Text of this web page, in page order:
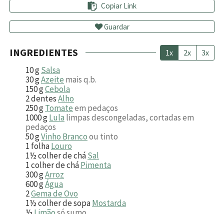
Copiar Link
Guardar
INGREDIENTES 1x 2x 3x
10gSalsa
30gAzeite mais q.b.
150gCebola
2dentesAlho
250gTomateem pedaços
1000gLula limpas descongeladas, cortadas em
pedaços
50gVinho Brancoou tinto
1 folhaLouro
1½colher de cháSal
1colher de cháPimenta
300gArroz
600gÁgua
2Gema de Ovo
1½colher de sopaMostarda